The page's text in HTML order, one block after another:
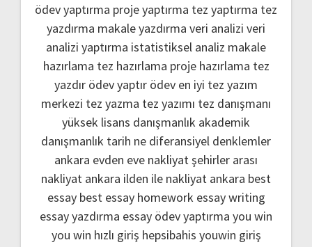
ödev yaptırma proje yaptırma tez yaptırma tez
yazdırma makale yazdırma veri analizi veri
analizi yaptırma istatistiksel analiz makale
hazırlama tez hazırlama proje hazırlama tez
yazdır ödev yaptır ödev en iyi tez yazım
merkezi tez yazma tez yazımı tez danışmanı
yüksek lisans danışmanlık akademik
danışmanlık tarih ne diferansiyel denklemler
ankara evden eve nakliyatşehirler arası
nakliyat ankara ilden ile nakliyat ankara best
essay best essay homework essay writing
essay yazdırma essay ödev yaptırma you win
you win hızlı giriş hepsibahis youwin giriş